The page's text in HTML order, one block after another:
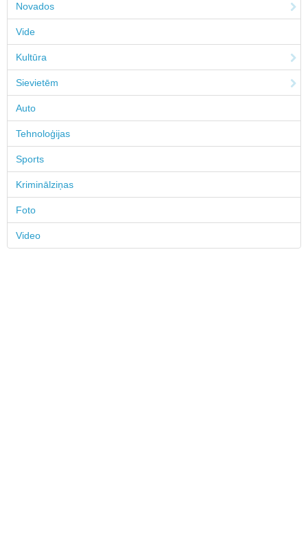
Novados
Vide
Kultūra
Sievietēm
Auto
Tehnoloģijas
Sports
Kriminālziņas
Foto
Video